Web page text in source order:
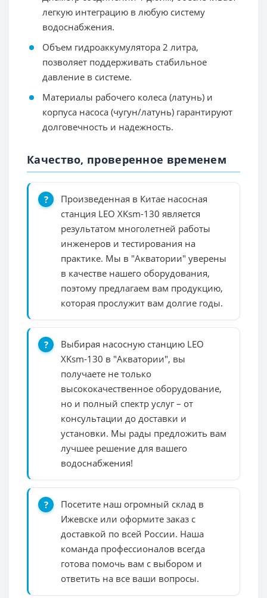
легкую интеграцию в любую систему
водоснабжения.
Объем гидроаккумулятора 2 литра,
позволяет поддерживать стабильное
давление в системе.
Материалы рабочего колеса (латунь) и
корпуса насоса (чугун/латунь) гарантируют
долговечность и надежность.
Качество, проверенное временем
Произведенная в Китае насосная
станция LEO XKsm-130 является
результатом многолетней работы
инженеров и тестирования на
практике. Мы в "Акватории" уверены
в качестве нашего оборудования,
поэтому предлагаем вам продукцию,
которая прослужит вам долгие годы.
Выбирая насосную станцию LEO
XKsm-130 в "Акватории", вы
получаете не только
высококачественное оборудование,
но и полный спектр услуг – от
консультации до доставки и
установки. Мы рады предложить вам
лучшее решение для вашего
водоснабжения!
Посетите наш огромный склад в
Ижевске или оформите заказ с
доставкой по всей России. Наша
команда профессионалов всегда
готова помочь вам с выбором и
ответить на все ваши вопросы.